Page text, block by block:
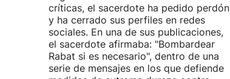
críticas, el sacerdote ha pedido perdón
y ha cerrado sus perfiles en redes
sociales. En una de sus publicaciones,
el sacerdote afirmaba: "Bombardear
Rabat si es necesario", dentro de una
serie de mensajes en los que defiende